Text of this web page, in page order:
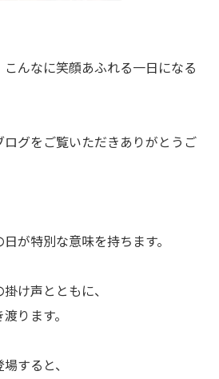
んなに笑顔あふれる一日になる
グをご覧いただきありがとうご
が特別な意味を持ちます。
け声とともに、
ります。
すると、